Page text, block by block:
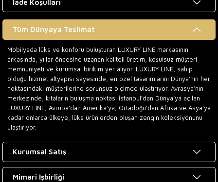
İade Koşulları
Tüm Dünyaya Teslimat
Mobilyada lüks ve konforu buluşturan LUXURY LINE markasının
arkasında, yıllar öncesine uzanan kaliteli üretim, koşulsuz müşteri
memnuniyeti ve kurumsal birikim yer alıyor. LUXURY LINE, sahip
olduğu hizmet altyapısı sayesinde, en özel tasarımlarını Dünya’nın her
noktasındaki müşterilerine sorunsuz biçimde ulaştırıyor. Avrasya’nın
merkezinde, kıtaların buluşma noktası İstanbul’dan Dünya’ya açılan
LUXURY LINE, Avrupa’dan Amerika’ya, Ortadoğu’dan Afrika ve Asya’ya
kadar onlarca ülkeye, lüks ürünlerden oluşan zengin koleksiyonunu
ulaştırıyor.
Kurumsal Satış
Mimari İşbirliği